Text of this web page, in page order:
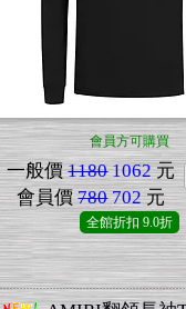
會員方可購買
一般價 11801062元
會員價 780702元
全館折扣 9.0折